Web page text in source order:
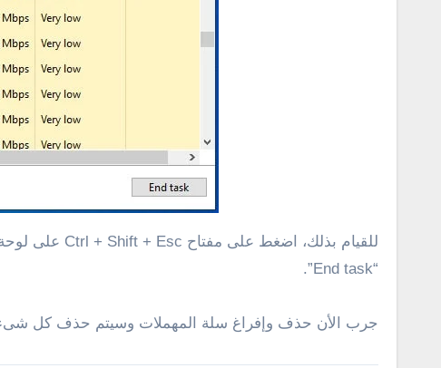
“End task”.
جرب الأن حذف وإفراغ سلة المهملات وسيتم حذف كل شىء